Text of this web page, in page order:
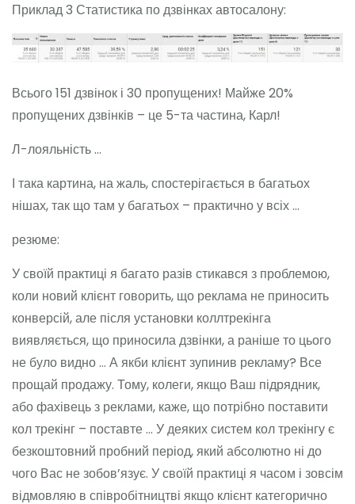
Приклад 3 Статистика по дзвінках автосалону:
Всього 151 дзвінок і 30 пропущених! Майже 20%
пропущених дзвінків – це 5-та частина, Карл!
Л-лояльність …
І така картина, на жаль, спостерігається в багатьох
нішах, так що там у багатьох – практично у всіх …
резюме:
У своїй практиці я багато разів стикався з проблемою,
коли новий клієнт говорить, що реклама не приносить
конверсій, але після установки коллтрекінга
виявляється, що приносила дзвінки, а раніше то цього
не було видно … А якби клієнт зупинив рекламу? Все
прощай продажу. Тому, колеги, якщо Ваш підрядник,
або фахівець з реклами, каже, що потрібно поставити
кол трекінг – поставте … У деяких систем кол трекінгу є
безкоштовний пробний період, який абсолютно ні до
чого Вас не зобов’язує. У своїй практиці я часом і зовсім
відмовляю в співробітництві якщо клієнт категорично